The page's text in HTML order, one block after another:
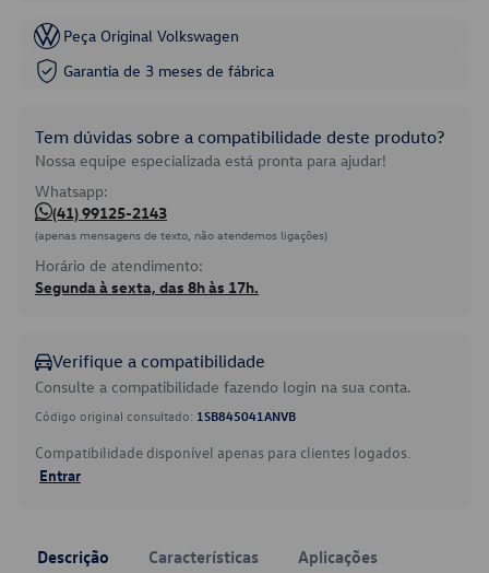
Peça Original Volkswagen
Garantia de 3 meses de fábrica
Tem dúvidas sobre a compatibilidade deste produto?
Nossa equipe especializada está pronta para ajudar!
Whatsapp:
(41) 99125-2143
(apenas mensagens de texto, não atendemos ligações)
Horário de atendimento:
Segunda à sexta, das 8h às 17h.
Verifique a compatibilidade
Consulte a compatibilidade fazendo login na sua conta.
Código original consultado: 1SB845041ANVB
Compatibilidade disponível apenas para clientes logados.
Entrar
Descrição Características Aplicações